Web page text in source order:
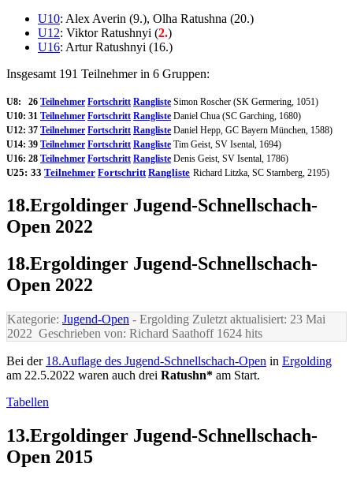
U10: Alex Averin (9.), Olha Ratushna (20.)
U12: Viktor Ratushnyi (2.)
U16: Artur Ratushnyi (16.)
Insgesamt 191 Teilnehmer in 6 Gruppen:
U8: 26 Teilnehmer Fortschritt Rangliste Simon Roscher (SK Germering, 1051)
U10: 31 Teilnehmer Fortschritt Rangliste Daniel Chua (SC Garching, 1680)
U12: 37 Teilnehmer Fortschritt Rangliste Daniel Hepp, GC Bayern München, 1588)
U14: 39 Teilnehmer Fortschritt Rangliste Tim Geist, SV Isental, 1694)
U16: 28 Teilnehmer Fortschritt Rangliste Denis Geist, SV Isental, 1786)
U25: 33 Teilnehmer Fortschritt Rangliste Richard Litzka, SC Starnberg, 2195)
18.Ergoldinger Jugend-Schnellschach-
Open 2022
18.Ergoldinger Jugend-Schnellschach-
Open 2022
Kategorie: Jugend-Open - Ergolding Zuletzt aktualisiert: 23 Mai
2022 Geschrieben von: Richard Saathoff1624 hits
Bei der 18.Auflage des Jugend-Schnellschach-Open in Ergolding
am 22.5.2022 waren auch drei Ratushn* am Start.
Tabellen
13.Ergoldinger Jugend-Schnellschach-
Open 2015